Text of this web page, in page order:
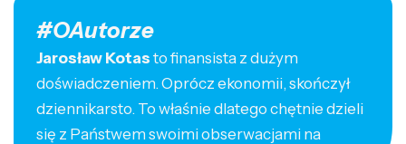
#OAutorze
Jarosław Kotas to finansista z dużym
doświadczeniem. Oprócz ekonomii, skończył
dziennikarsto. To właśnie dlatego chętnie dzieli
się z Państwem swoimi obserwacjami na